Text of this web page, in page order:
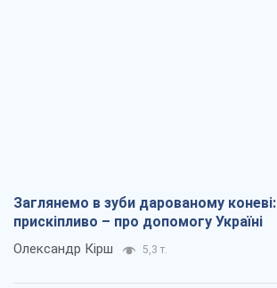
Заглянемо в зуби дарованому коневі:
прискіпливо – про допомогу Україні
Олександр Кірш 5,3 т.